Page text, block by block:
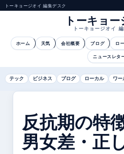
トーキョージオイ 編集デスク
トーキョ
トーキョージオイ
ホーム 天気 会社概要 ブログ ロ
ニュースレタ
テック ビジネス ブログ ローカル ワー
反抗期の特
男女差・正